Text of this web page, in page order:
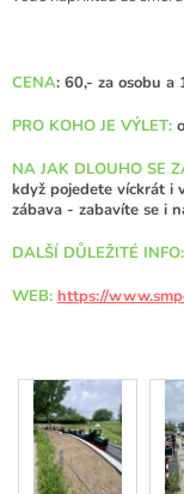
CENA: 60,- za osobu a
PRO KOHO JE VÝLET:
NA JAK DLOUHO SE
když pojedete víckrát i
zábava - zabavíte se i
DALŠÍ DŮLEŽITÉ INFO:
WEB: https://